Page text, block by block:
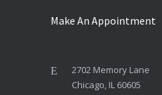
Make An Appointment
2702 Memory Lane
Chicago, IL 60605